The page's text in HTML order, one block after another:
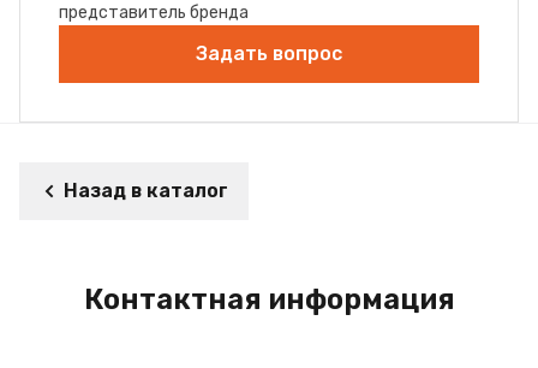
представитель бренда
Задать вопрос
Назад в каталог
Контактная информация